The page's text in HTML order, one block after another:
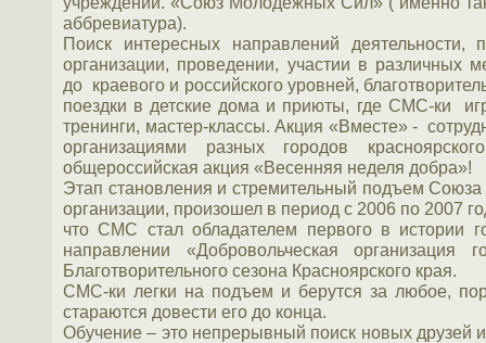
аббревиатура).
Поиск интересных направлений
организации, проведении, участии в различных
до краевого и российского уровней,
поездки в детские дома и приюты, где СМС-ки
тренинги, мастер-классы. Акция «Вместе» -
организациями разных городов
общероссийская акция «Весенняя неделя добра»!
Этап становления и стремительный подъем Союза
организации, произошел в период с 2006 по 2007
что СМС стал обладателем первого в истории
направлении «Добровольческая организация
Благотворительного сезона Красноярского края.
СМС-ки легки на подъем и берутся за любое,
стараются довести его до конца.
Обучение – это непрерывный поиск новых друзей